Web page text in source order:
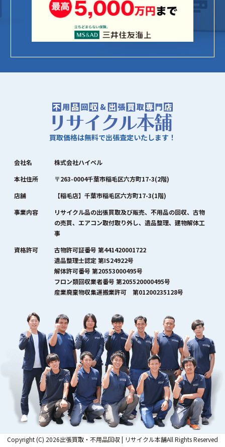
買取価格は無料で出張査定いたします！
会社名
株式会社ハイペル
本社住所
〒263-0004千葉市稲毛区六方町17-3(2階)
店舗
【稲毛店】千葉市稲毛区六方町17-3(1階)
事業内容
リサイクル品の出張買取及び販売、不用品の回収、古物
の売買、エアコン取付取り外し、遺品整理、建物解体工
事
資格許可
古物許可証番号 第441420001722
遺品整理士認定 第IS24922号
解体許可番号 第20553000495号
フロン類回収業者番号 第205520000495号
産業廃棄物収集運搬業許可 第01200235128号
Copyright (C) 2026出張買取・不用品回収 | リサイクル本舗All Rights Reserved